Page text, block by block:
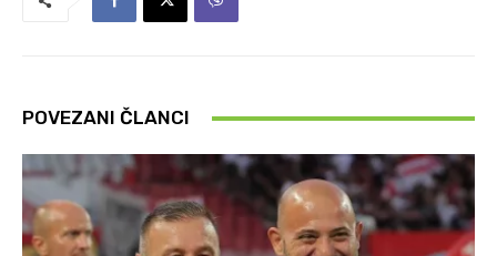
POVEZANI ČLANCI